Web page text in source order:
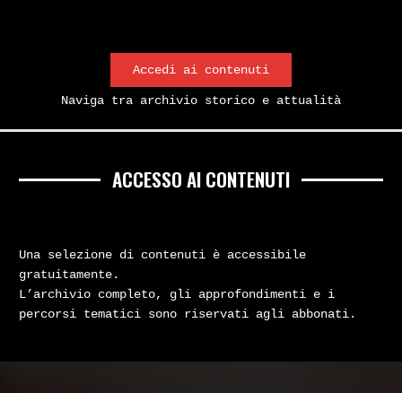
Accedi ai contenuti
Naviga tra archivio storico e attualità
ACCESSO AI CONTENUTI
Una selezione di contenuti è accessibile
gratuitamente.
L’archivio completo, gli approfondimenti e i
percorsi tematici sono riservati agli abbonati.